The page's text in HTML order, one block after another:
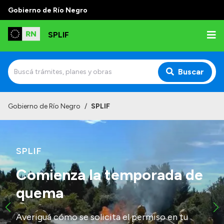
Gobierno de Río Negro
SPLIF
Buscar
¿Quiénes somos?
Autoridades
Normativa
Contacto
Gobierno de Río Negro / SPLIF
SPLIF
Comienza la temporada de
quema
Averiguá cómo se solicita el permiso en tu